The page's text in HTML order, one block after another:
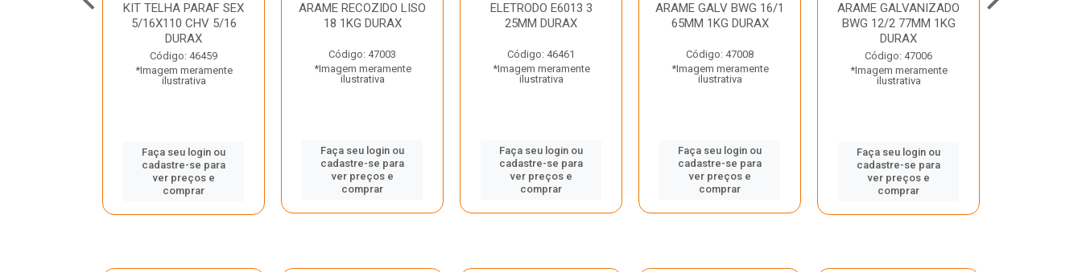
KIT TELHA PARAF SEX
5/16X110 CHV 5/16
DURAX
Código: 46459
*Imagem meramente
ilustrativa
Faça seu login ou
cadastre-se para
ver preços e
comprar
ARAME RECOZIDO LISO
18 1KG DURAX
Código: 47003
*Imagem meramente
ilustrativa
Faça seu login ou
cadastre-se para
ver preços e
comprar
ELETRODO E6013 3
25MM DURAX
Código: 46461
*Imagem meramente
ilustrativa
Faça seu login ou
cadastre-se para
ver preços e
comprar
ARAME GALV BWG 16/1
65MM 1KG DURAX
Código: 47008
*Imagem meramente
ilustrativa
Faça seu login ou
cadastre-se para
ver preços e
comprar
ARAME GALVANIZADO
BWG 12/2 77MM 1KG
DURAX
Código: 47006
*Imagem meramente
ilustrativa
Faça seu login ou
cadastre-se para
ver preços e
comprar